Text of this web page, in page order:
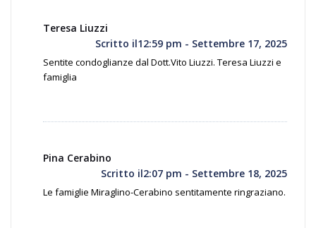
Teresa Liuzzi
Scritto il12:59 pm - Settembre 17, 2025
Sentite condoglianze dal Dott.Vito Liuzzi. Teresa Liuzzi e
famiglia
Pina Cerabino
Scritto il2:07 pm - Settembre 18, 2025
Le famiglie Miraglino-Cerabino sentitamente ringraziano.